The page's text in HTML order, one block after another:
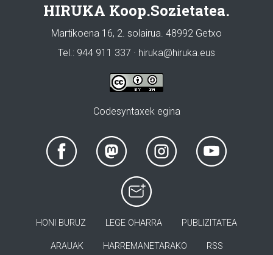
HIRUKA Koop.Sozietatea.
Martikoena 16, 2. solairua. 48992 Getxo
Tel.: 944 911 337 · hiruka@hiruka.eus
Codesyntaxek egina
HONI BURUZ LEGE OHARRA PUBLIZITATEA
ARAUAK HARREMANETARAKO RSS